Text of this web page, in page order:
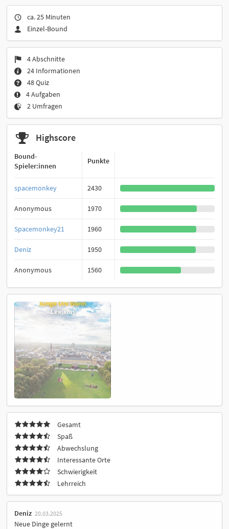
ca. 25 Minuten
Einzel-Bound
4 Abschnitte
24 Informationen
48 Quiz
4 Aufgaben
2 Umfragen
Highscore
Bound-
Spieler:innen
Punkte
spacemonkey 2430
Anonymous 1970
Spacemonkey21 1960
Deniz 1950
Anonymous 1560
Gesamt
Spaß
Abwechslung
Interessante Orte
Schwierigkeit
Lehrreich
Deniz 20.03.2025
Neue Dinge gelernt